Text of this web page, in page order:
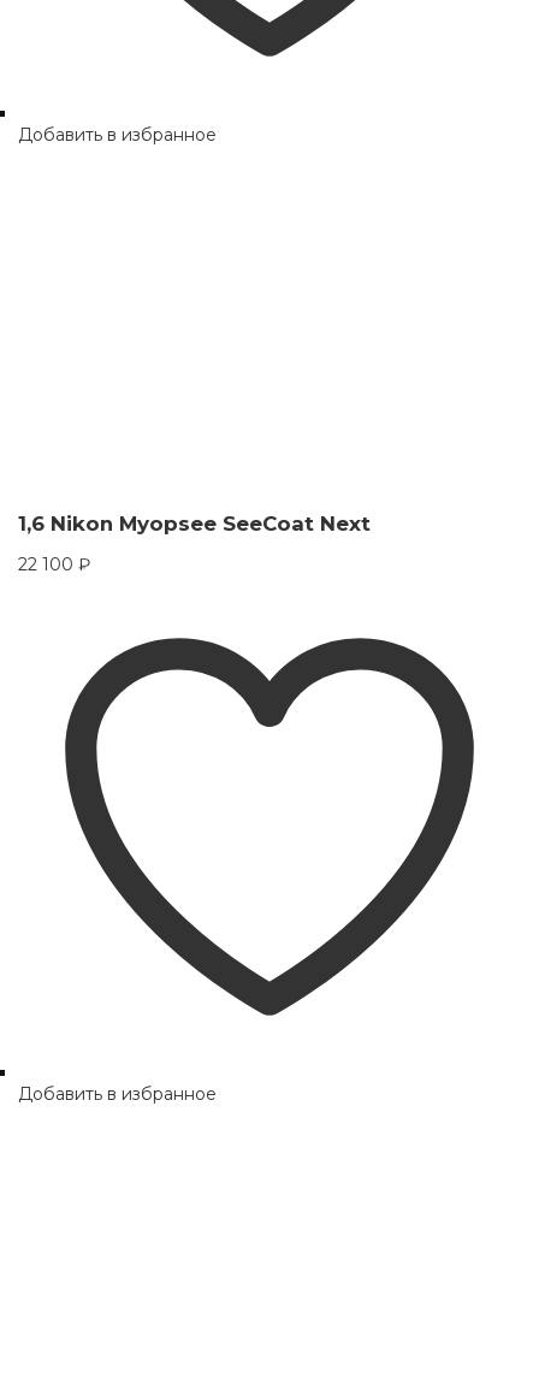
Добавить в избранное
1,6 Nikon Myopsee SeeCoat Next
22 100 ₽
Добавить в избранное